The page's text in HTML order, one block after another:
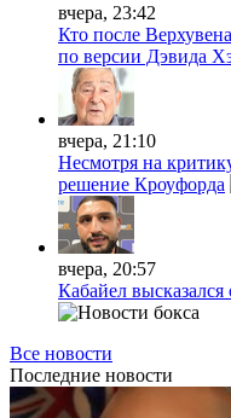
вчера, 23:42
Кто после
по версии Дэвида
вчера, 21:10
Несмотря на
решение Кроуфорда
вчера, 20:57
Кабайел
Все новости
Последние новости